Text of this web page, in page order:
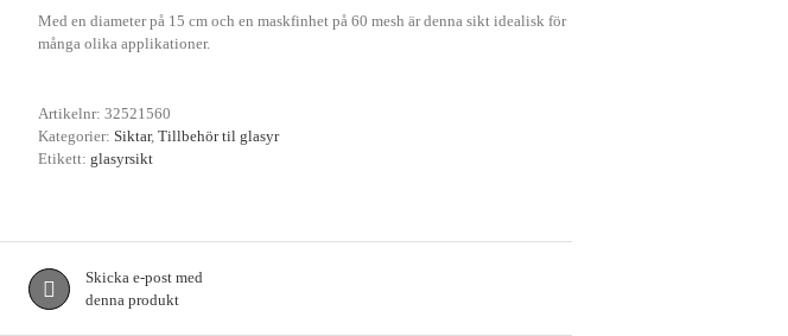
Med en diameter på 15 cm och en maskfinhet på 60 mesh är denna sikt idealisk för
många olika applikationer.
Artikelnr: 32521560
Kategorier: Siktar, Tillbehör til glasyr
Etikett: glasyrsikt
Skicka e-post med
denna produkt